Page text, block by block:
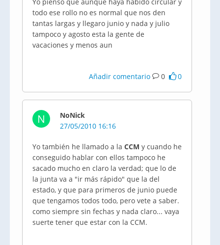
todo ese rollo no es normal que nos den
tantas largas y llegaro junio y nada y julio
tampoco y agosto esta la gente de
vacaciones y menos aun
Añadir comentario 0 0
N
NoNick
27/05/2010 16:16
Yo también he llamado a la CCM y cuando he
conseguido hablar con ellos tampoco he
sacado mucho en claro la verdad; que lo de
la junta va a "ir más rápido" que la del
estado, y que para primeros de junio puede
que tengamos todos todo, pero vete a saber.
como siempre sin fechas y nada claro... vaya
suerte tener que estar con la CCM.